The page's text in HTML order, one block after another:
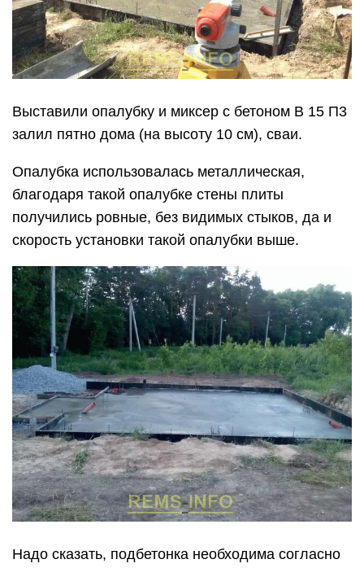
Выставили опалубку и миксер с бетоном B 15 П3
залил пятно дома (на высоту 10 см), сваи.
Опалубка использовалась металлическая,
благодаря такой опалубке стены плиты
получились ровные, без видимых стыков, да и
скорость установки такой опалубки выше.
Надо сказать, подбетонка необходима согласно